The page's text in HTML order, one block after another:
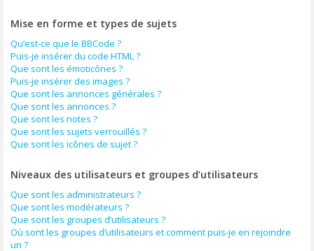
Mise en forme et types de sujets
Qu’est-ce que le BBCode ?
Puis-je insérer du code HTML ?
Que sont les émoticônes ?
Puis-je insérer des images ?
Que sont les annonces générales ?
Que sont les annonces ?
Que sont les notes ?
Que sont les sujets verrouillés ?
Que sont les icônes de sujet ?
Niveaux des utilisateurs et groupes d’utilisateurs
Que sont les administrateurs ?
Que sont les modérateurs ?
Que sont les groupes d’utilisateurs ?
Où sont les groupes d’utilisateurs et comment puis-je en rejoindre
un ?